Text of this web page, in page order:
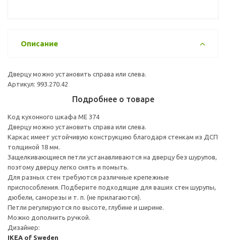
Описание
Дверцу можно установить справа или слева.
Артикул: 993.270.42
Подробнее о товаре
Код кухонного шкафа ME 374
Дверцу можно установить справа или слева.
Каркас имеет устойчивую конструкцию благодаря стенкам из ДСП
толщиной 18 мм.
Защелкивающиеся петли устанавливаются на дверцу без шурупов,
поэтому дверцу легко снять и помыть.
Для разных стен требуются различные крепежные
приспособления. Подберите подходящие для ваших стен шурупы,
дюбели, саморезы и т. п. (не прилагаются).
Петли регулируются по высоте, глубине и ширине.
Можно дополнить ручкой.
Дизайнер:
IKEA of Sweden